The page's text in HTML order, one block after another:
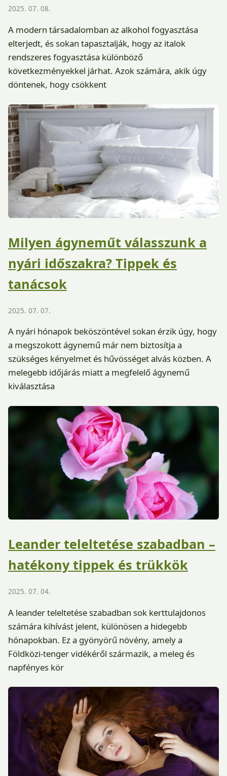
2025. 07. 08.
A modern társadalomban az alkohol fogyasztása
elterjedt, és sokan tapasztalják, hogy az italok
rendszeres fogyasztása különböző
következményekkel járhat. Azok számára, akik úgy
döntenek, hogy csökkent
Milyen ágyneműt válasszunk a
nyári időszakra? Tippek és
tanácsok
2025. 07. 07.
A nyári hónapok beköszöntével sokan érzik úgy, hogy
a megszokott ágynemű már nem biztosítja a
szükséges kényelmet és hűvösséget alvás közben. A
melegebb időjárás miatt a megfelelő ágynemű
kiválasztása
Leander teleltetése szabadban –
hatékony tippek és trükkök
2025. 07. 04.
A leander teleltetése szabadban sok kerttulajdonos
számára kihívást jelent, különösen a hidegebb
hónapokban. Ez a gyönyörű növény, amely a
Földközi-tenger vidékéről származik, a meleg és
napfényes kör